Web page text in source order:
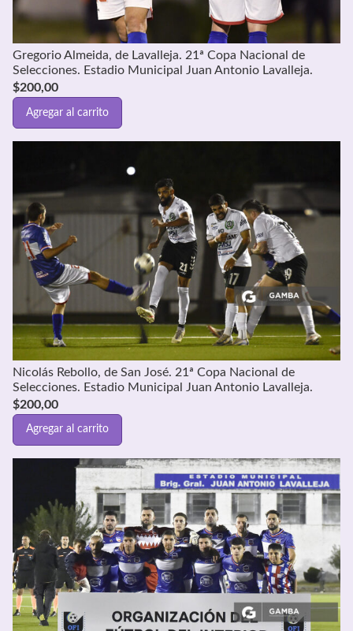
Gregorio Almeida, de Lavalleja. 21ª Copa Nacional de
Selecciones. Estadio Municipal Juan Antonio Lavalleja.
$200,00
Agregar al carrito
Nicolás Rebollo, de San José. 21ª Copa Nacional de
Selecciones. Estadio Municipal Juan Antonio Lavalleja.
$200,00
Agregar al carrito